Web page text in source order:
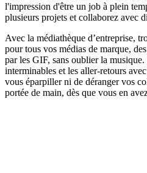
l'impression d'être un job à plein
plusieurs projets et collaborez avec
Avec la médiathèque d’entreprise,
pour tous vos médias de marque,
par les GIF, sans oublier la
interminables et les aller-retours
vous éparpiller ni de déranger vos
portée de main, dès que vous en